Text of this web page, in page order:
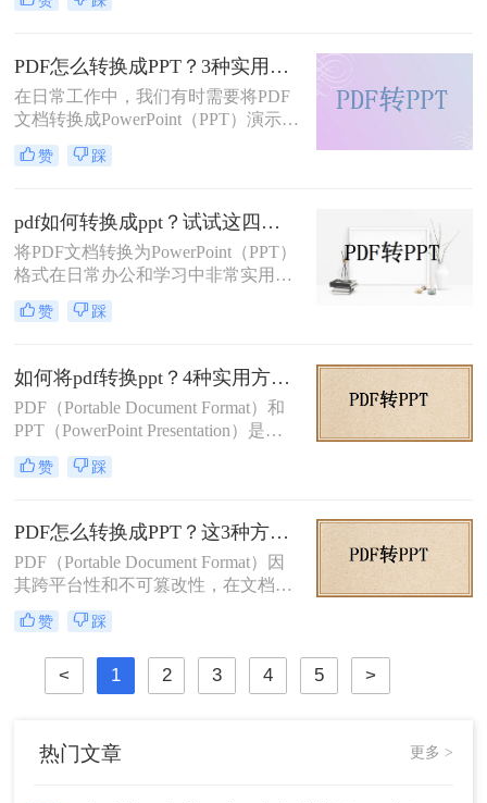
种主流方法，从工具选择到操作细节
PDF怎么转换成PPT？3种实用方法详解！
在日常工作中，我们有时需要将PDF
文档转换成PowerPoint（PPT）演示文
稿以方便展示或编辑。那么PDF怎么
转换成PPT呢？本文将介绍几种实现
赞 踩
pdf如何转换成ppt？试试这四种常用方法！
将PDF文档转换为PowerPoint（PPT）
格式在日常办公和学习中非常实用，
特别是在需要对内容进行编辑或演示
时。那么pdf如何转换成ppt呢？本文
赞 踩
如何将pdf转换ppt？4种实用方法解析！
PDF（Portable Document Format）和
PPT（PowerPoint Presentation）是两
种常见的文件格式，分别用于文档存
储和演示文稿制作。在某些情况下，
式，以便在演示文稿中使用或进行进
一步编辑。那么如何将pdf转换ppt
呢？本文将详细介绍几种将PDF转换
为PPT的方法，帮助您高效地完成这
一任务。
赞 踩
PDF怎么转换成PPT？这3种方法学起来超简单！
PDF（Portable Document Format）因
其跨平台性和不可篡改性，在文档分
享和存储中广泛应用。然而，在某些
情况下，我们可能需要将PDF转换为
PPT（PowerPoint）格式，以便进行编
辑和演示。那么PDF怎么转换成PPT
呢？本文将介绍三种将PDF转换成
赞 踩
< 1 2 3 4 5 >
热门文章 更多 >